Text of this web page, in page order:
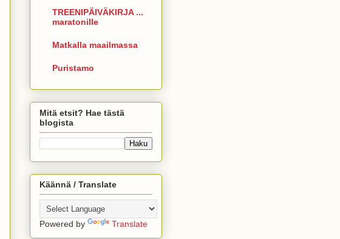
TREENIPÄIVÄKIRJA ...
maratonille
Matkalla maailmassa
Puristamo
Mitä etsit? Hae tästä
blogista
Käännä / Translate
Powered by Translate